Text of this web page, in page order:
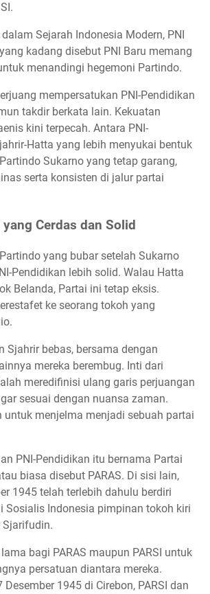
Sejarah Indonesia Modern, PNI
kadang disebut PNI Baru memang
menandingi hegemoni Partindo.
mempersatukan PNI-Pendidikan
takdir berkata lain. Kekuatan
kini terpecah. Antara PNI-
Hatta yang lebih menyukai bentuk
Sukarno yang tetap garang,
serta konsisten di jalur partai
Cerdas dan Solid
yang bubar setelah Sukarno
Pendidikan lebih solid. Walau Hatta
Belanda, Partai ini tetap eksis.
ke seorang tokoh yang
Sjahrir bebas, bersama dengan
mereka berembug. Inti dari
meredifinisi ulang garis perjuangan
sesuai dengan nuansa zaman.
untuk menjelma menjadi sebuah partai
PNI-Pendidikan itu bernama Partai
biasa disebut PARAS. Di sisi lain,
1945 telah terlebih dahulu berdiri
Sosialis Indonesia pimpinan tokoh kiri
Sjarifudin.
bagi PARAS maupun PARSI untuk
persatuan diantara mereka.
1945 di Cirebon, PARSI dan